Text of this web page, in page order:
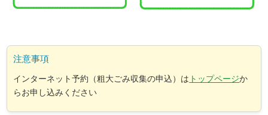
注意事項
インターネット予約（粗大ごみ収集の申込）は トップページか
らお申し込みください